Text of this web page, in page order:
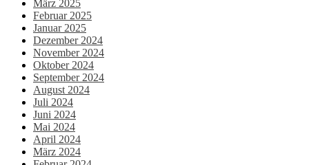
März 2025
Februar 2025
Januar 2025
Dezember 2024
November 2024
Oktober 2024
September 2024
August 2024
Juli 2024
Juni 2024
Mai 2024
April 2024
März 2024